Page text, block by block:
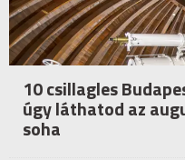
10 csillagles
úgy láthatod az
soha